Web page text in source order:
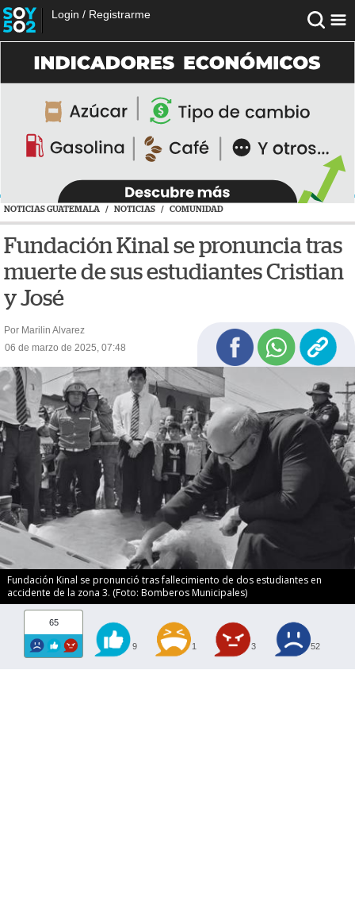
Login / Registrarme
NOTICIAS GUATEMALA / NOTICIAS / COMUNIDAD
Fundación Kinal se pronuncia tras
muerte de sus estudiantes Cristian
y José
Por Marilin Alvarez
06 de marzo de 2025, 07:48
Fundación Kinal se pronunció tras fallecimiento de dos estudiantes en
accidente de la zona 3. (Foto: Bomberos Municipales)
65
9 1 3 52